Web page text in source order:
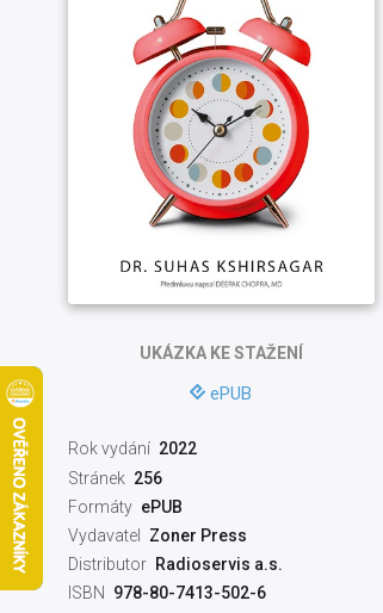
UKÁZKAKE STAŽENÍ
ePUB
Rok vydání 2022
Stránek 256
Formáty ePUB
Vydavatel
Zoner Press
Distributor Radioservis a.s.
ISBN
978-80-7413-502-6